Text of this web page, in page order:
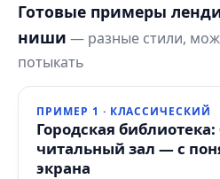
Готовые примеры
ниши — разные стили,
потыкать
ПРИМЕР 1 · КЛАССИЧЕСКИЙ
Городская
читальный зал — с
экрана